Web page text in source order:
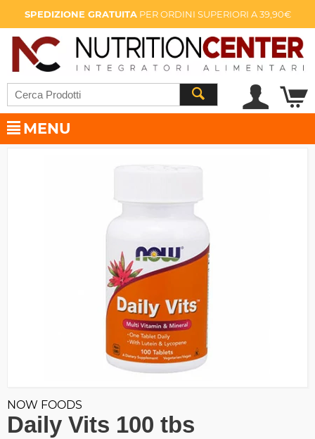
SPEDIZIONE GRATUITAPER ORDINI SUPERIORI A 39,90€
MENU
NOW FOODS
Daily Vits 100 tbs